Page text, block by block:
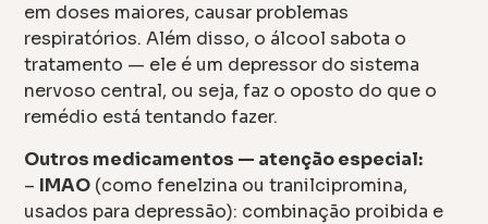
em doses maiores, causar problemas
respiratórios. Além disso, o álcool sabota o
tratamento — ele é um depressor do sistema
nervoso central, ou seja, faz o oposto do que o
remédio está tentando fazer.
Outros medicamentos — atenção especial:
– IMAO (como fenelzina ou tranilcipromina,
usados para depressão): combinação proibida e